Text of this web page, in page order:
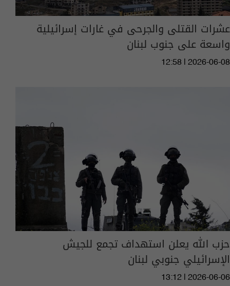
عشرات القتلى والجرحى في غارات إسرائيلية
واسعة على جنوب لبنان
12:58 | 2026-06-08
حزب الله يعلن استهداف تجمع للجيش
الإسرائيلي جنوبي لبنان
13:12 | 2026-06-06